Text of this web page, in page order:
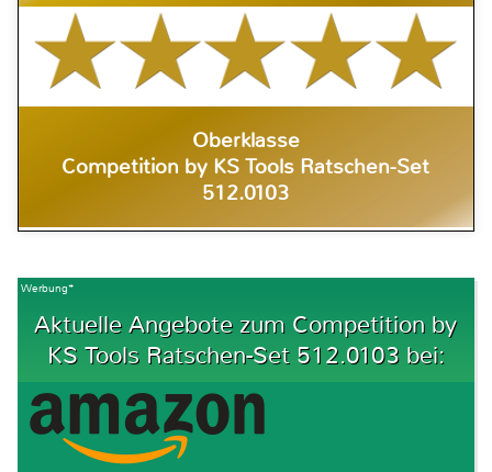
Oberklasse
Competition by KS Tools Ratschen-Set
512.0103
Werbung*
Aktuelle Angebote zum Competition by
KS Tools Ratschen-Set 512.0103 bei: